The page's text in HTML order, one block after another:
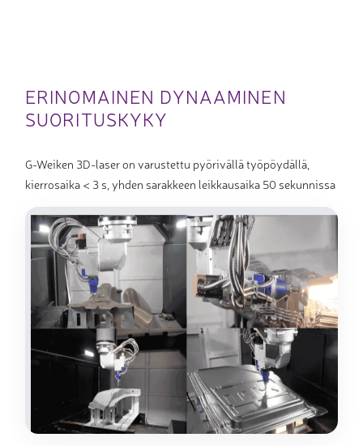
ERINOMAINEN DYNAAMINEN
SUORITUSKYKY
G-Weiken 3D-laser on varustettu pyörivällä työpöydällä,
kierrosaika < 3 s, yhden sarakkeen leikkausaika 50 sekunnissa